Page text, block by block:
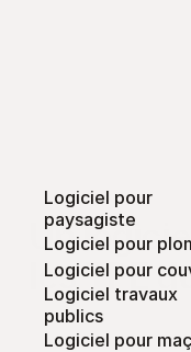
Un
les TPE
Logiciel pour
paysagiste
Logiciel pour
Logiciel pour
Logiciel travaux
publics
Logiciel pour